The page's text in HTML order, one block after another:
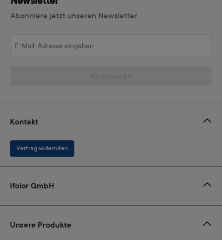
Abonniere jetzt unseren Newsletter
Kontakt
Vertrag widerrufen
Ifolor GmbH
Unsere Produkte